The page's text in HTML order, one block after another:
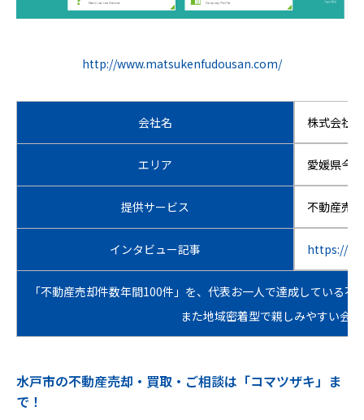
http://www.matsukenfudousan.com/
会社名 株式会社
エリア 愛媛県今
提供サービス 不動産売
インタビュー記事 https://
「不動産売却件数年間100件」を、代表お一人で達成している
また地域密着型で親しみやすい会
水戸市の不動産売却・買取・ご相談は「コマツザキ」ま
で！